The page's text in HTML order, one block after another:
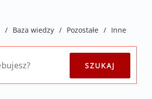
/ Baza wiedzy / Pozostałe / Inne